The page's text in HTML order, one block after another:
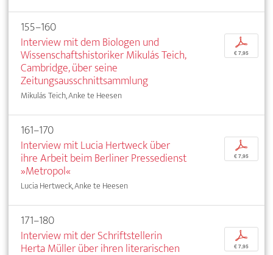
155–160
Interview mit dem Biologen und
Wissenschaftshistoriker Mikulás Teich,
Cambridge, über seine
Zeitungsausschnittsammlung
Mikulás Teich, Anke te Heesen
p
€ 7,95
161–170
Interview mit Lucia Hertweck über
ihre Arbeit beim Berliner Pressedienst
»Metropol«
Lucia Hertweck, Anke te Heesen
p
€ 7,95
171–180
Interview mit der Schriftstellerin
Herta Müller über ihren literarischen
p
€ 7,95